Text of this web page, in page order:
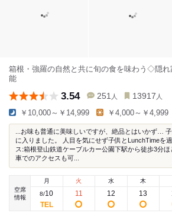
箱根・強羅の自然と共に旬の食を味わう◇隠
能
3.54 251 人 13917 人
￥10,000～￥14,999 ￥4,000～￥4,999
...お味も普通に美味しいですが、絶品とはいかず…
に入りました。 人目を気にせず子供とLunchTimeを
ス:箱根登山鉄道ケーブルカー公園下駅から徒歩3分ほ
車でのアクセスも可...
空席
情報
月
8/10
火
11
水
12
木
13